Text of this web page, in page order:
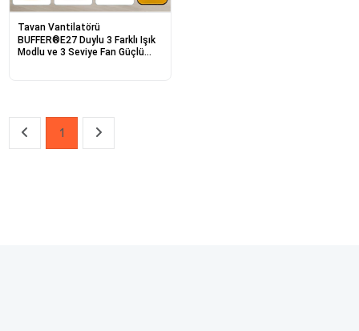
Tavan Vantilatörü
BUFFER®E27 Duylu 3 Farklı Işık
Modlu ve 3 Seviye Fan Güçlü
1